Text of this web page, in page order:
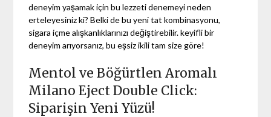
deneyim yaşamak için bu lezzeti denemeyi neden
erteleyesiniz ki? Belki de bu yeni tat kombinasyonu,
sigara içme alışkanlıklarınızı değiştirebilir. keyifli bir
deneyim arıyorsanız, bu eşsiz ikili tam size göre!
Mentol ve Böğürtlen Aromalı
Milano Eject Double Click:
Siparişin Yeni Yüzü!